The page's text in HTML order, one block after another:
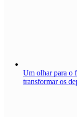
Um olhar para o
transformar os